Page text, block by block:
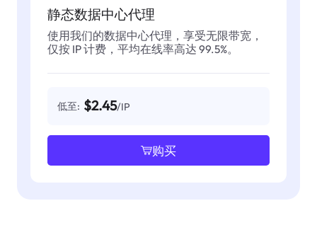
静态数据中心代理
使用我们的数据中心代理，享受无限带宽，
仅按 IP 计费，平均在线率高达 99.5%。
低至: $2.45/IP
购买